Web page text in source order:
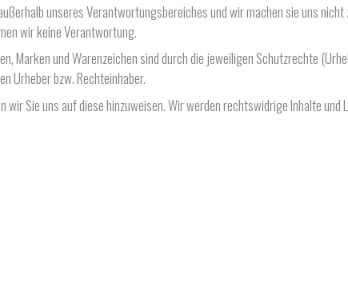
unseres Verantwortungsbereiches und wir machen sie uns nicht
wir keine Verantwortung.
Marken und Warenzeichen sind durch die jeweiligen Schutzrechte
Urheber bzw. Rechteinhaber.
Sie uns auf diese hinzuweisen. Wir werden rechtswidrige Inhalte und